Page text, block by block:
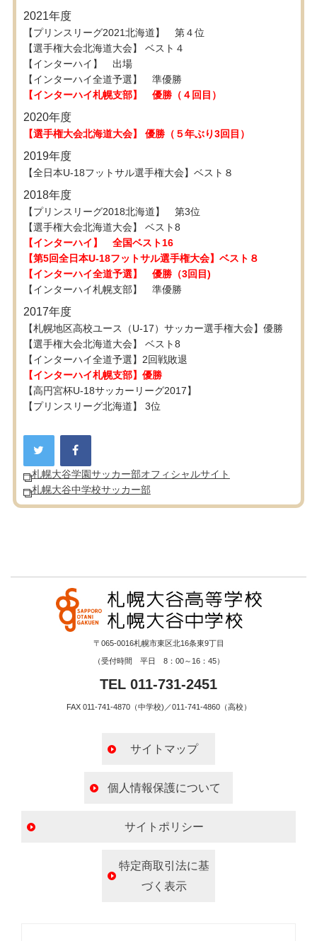
2021年度
【プリンスリーグ2021北海道】 第４位
【選手権大会北海道大会】 ベスト４
【インターハイ】 出場
【インターハイ全道予選】 準優勝
【インターハイ札幌支部】 優勝（４回目）
2020年度
【選手権大会北海道大会】 優勝（５年ぶり3回目）
2019年度
【全日本U-18フットサル選手権大会】ベスト８
2018年度
【プリンスリーグ2018北海道】 第3位
【選手権大会北海道大会】 ベスト8
【インターハイ】 全国ベスト16
【第5回全日本U-18フットサル選手権大会】ベスト８
【インターハイ全道予選】 優勝（3回目)
【インターハイ札幌支部】 準優勝
2017年度
【札幌地区高校ユース（U-17）サッカー選手権大会】優勝
【選手権大会北海道大会】 ベスト8
【インターハイ全道予選】2回戦敗退
【インターハイ札幌支部】優勝
【高円宮杯U-18サッカーリーグ2017】
【プリンスリーグ北海道】 3位
札幌大谷学園サッカー部オフィシャルサイト
札幌大谷中学校サッカー部
〒065-0016札幌市東区北16条東9丁目
（受付時間 平日 8：00～16：45）
TEL 011-731-2451
FAX 011-741-4870（中学校)／011-741-4860（高校）
サイトマップ
個人情報保護について
サイトポリシー
特定商取引法に基
づく表示